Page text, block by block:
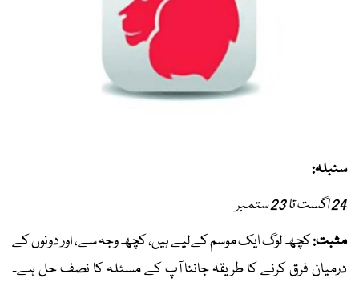
سنبلہ:
24 اگست تا 23 ستمبر
مثبت:کچھ لوگ ایک موسم کےلیے ہیں، کچھ وجہ سے، اور دونوں کے
درمیان فرق کرنے کا طریقہ جاننا آپ کے مسئلہ کا نصف حل ہے۔